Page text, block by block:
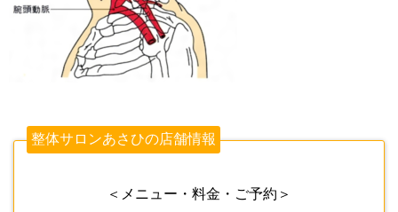
整体サロンあさひの店舗情報
＜メニュー・料金・ご予約＞